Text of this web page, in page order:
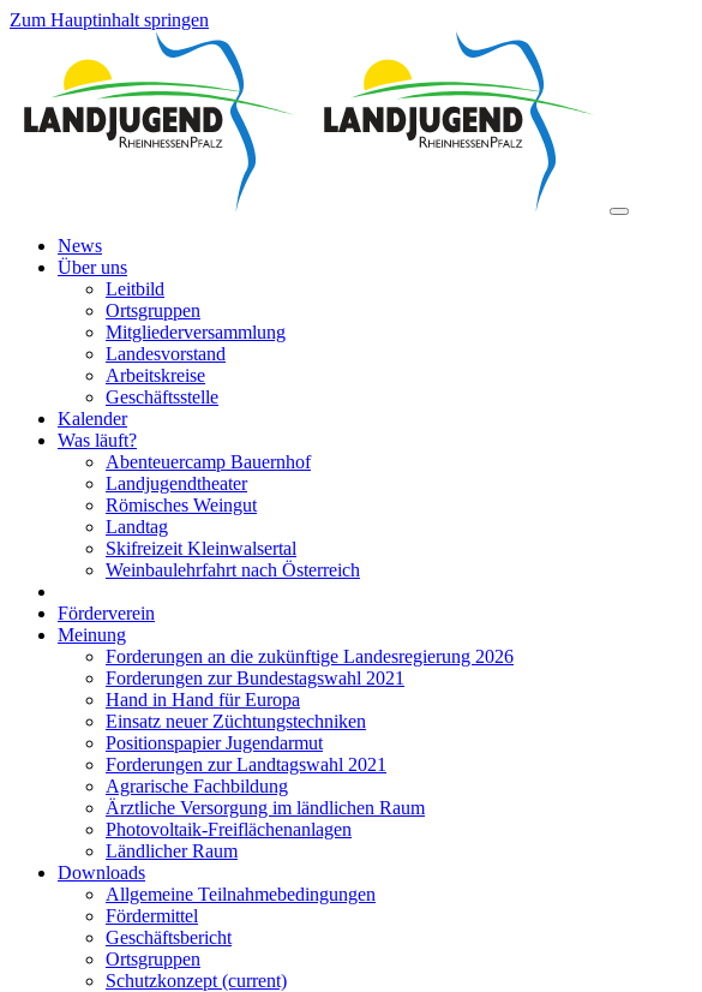
Zum Hauptinhalt springen
News
Über uns
Leitbild
Ortsgruppen
Mitgliederversammlung
Landesvorstand
Arbeitskreise
Geschäftsstelle
Kalender
Was läuft?
Abenteuercamp Bauernhof
Landjugendtheater
Römisches Weingut
Landtag
Skifreizeit Kleinwalsertal
Weinbaulehrfahrt nach Österreich
Förderverein
Meinung
Forderungen an die zukünftige Landesregierung 2026
Forderungen zur Bundestagswahl 2021
Hand in Hand für Europa
Einsatz neuer Züchtungstechniken
Positionspapier Jugendarmut
Forderungen zur Landtagswahl 2021
Agrarische Fachbildung
Ärztliche Versorgung im ländlichen Raum
Photovoltaik-Freiflächenanlagen
Ländlicher Raum
Downloads
Allgemeine Teilnahmebedingungen
Fördermittel
Geschäftsbericht
Ortsgruppen
Schutzkonzept (current)